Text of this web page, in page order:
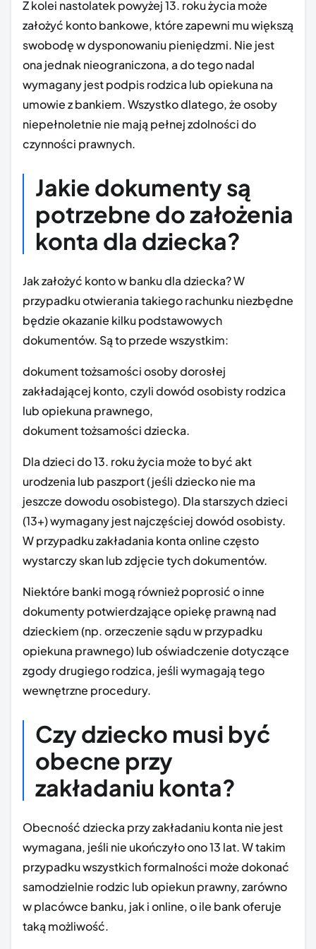
Z kolei nastolatek powyżej 13. roku życia może
założyć konto bankowe, które zapewni mu większą
swobodę w dysponowaniu pieniędzmi. Nie jest
ona jednak nieograniczona, a do tego nadal
wymagany jest podpis rodzica lub opiekuna na
umowie z bankiem. Wszystko dlatego, że osoby
niepełnoletnie nie mają pełnej zdolności do
czynności prawnych.
Jakie dokumenty są
potrzebne do założenia
konta dla dziecka?
Jak założyć konto w banku dla dziecka? W
przypadku otwierania takiego rachunku niezbędne
będzie okazanie kilku podstawowych
dokumentów. Są to przede wszystkim:
dokument tożsamości osoby dorosłej
zakładającej konto, czyli dowód osobisty rodzica
lub opiekuna prawnego,
dokument tożsamości dziecka.
Dla dzieci do 13. roku życia może to być akt
urodzenia lub paszport (jeśli dziecko nie ma
jeszcze dowodu osobistego). Dla starszych dzieci
(13+) wymagany jest najczęściej dowód osobisty.
W przypadku zakładania konta online często
wystarczy skan lub zdjęcie tych dokumentów.
Niektóre banki mogą również poprosić o inne
dokumenty potwierdzające opiekę prawną nad
dzieckiem (np. orzeczenie sądu w przypadku
opiekuna prawnego) lub oświadczenie dotyczące
zgody drugiego rodzica, jeśli wymagają tego
wewnętrzne procedury.
Czy dziecko musi być
obecne przy
zakładaniu konta?
Obecność dziecka przy zakładaniu konta nie jest
wymagana, jeśli nie ukończyło ono 13 lat. W takim
przypadku wszystkich formalności może dokonać
samodzielnie rodzic lub opiekun prawny, zarówno
w placówce banku, jak i online, o ile bank oferuje
taką możliwość.